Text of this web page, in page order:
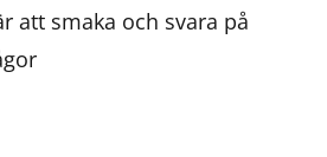
att smaka och svara på